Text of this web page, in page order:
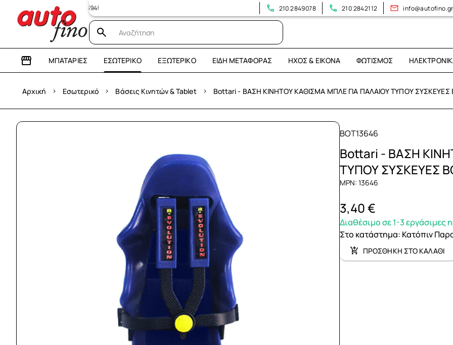
Επισκεφτείτε το νέο μας κατάστημα: Λεωφόρος Ηρακλείου 394!
210 2849078 210 2842112 info@autofino.gr
ΜΠΑΤΑΡΊΕΣ ΕΣΩΤΕΡΙΚΌ ΕΞΩΤΕΡΙΚΌ ΕΊΔΗ ΜΕΤΑΦΟΡΆΣ ΉΧΟΣ & ΕΙΚΌΝΑ ΦΩΤΙΣΜΌΣ
Αρχική › Εσωτερικό › Βάσεις Κινητών & Tablet › Bottari - ΒΑΣΗ ΚΙΝΗΤΟΥ ΚΑΘΙΣΜΑ ΜΠΛΕ ΓΙΑ ΠΑΛΑΙΟΥ ΤΥΠΟΥ ΣΥΣΚΕΥΕΣ
ΒΟΤ13646
Bottari - ΒΑΣΗ
ΤΥΠΟΥ ΣΥΣΚΕΥΕΣ
MPN: 13646
3,40 €
Διαθέσιμο σε 1-3 εργάσιμες
Στο κατάστημα: Κατόπιν
ΠΡΟΣΘΗΚΗ ΣΤΟ ΚΑΛΑΘΙ